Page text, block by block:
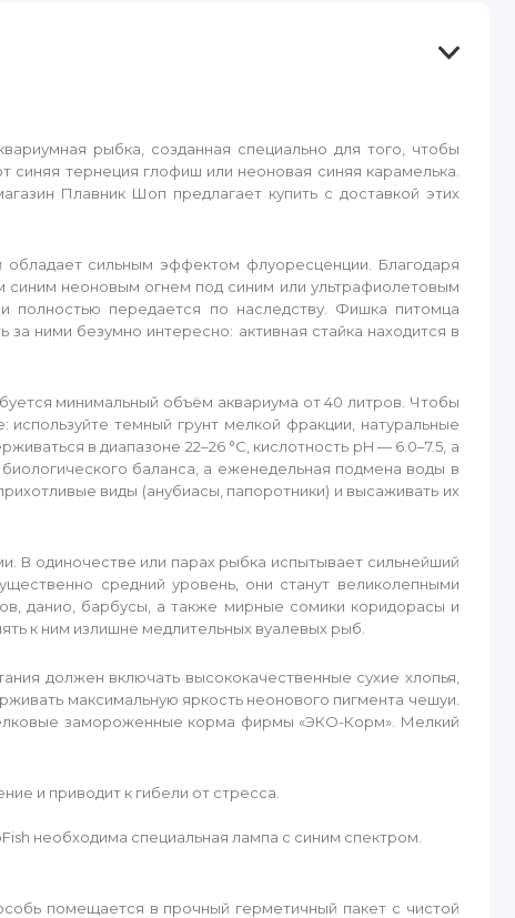
рыбка, созданная специально для того, чтобы
синяя тернеция глофиш или неоновая синяя карамелька.
Плавник Шоп предлагает купить с доставкой этих
обладает сильным эффектом флуоресценции. Благодаря
синим неоновым огнем под синим или ультрафиолетовым
передается по наследству. Фишка питомца
ними безумно интересно: активная стайка находится в
минимальный объём аквариума от 40 литров. Чтобы
темный грунт мелкой фракции, натуральные
в диапазоне 22–26 °C, кислотность pH — 6.0–7.5, а
баланса, а еженедельная подмена воды в
виды (анубиасы, папоротники) и высаживать их
В одиночестве или парах рыбка испытывает сильнейший
средний уровень, они станут великолепными
данио, барбусы, а также мирные сомики коридорасы и
к ним излишне медлительных вуалевых рыб.
должен включать высококачественные сухие хлопья,
максимальную яркость неонового пигмента чешуи.
замороженные корма фирмы «ЭКО-Корм». Мелкий
и приводит к гибели от стресса.
необходима специальная лампа с синим спектром.
помещается в прочный герметичный пакет с чистой